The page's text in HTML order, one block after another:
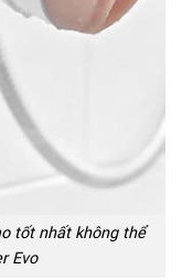
tốt nhất không thể
Evo